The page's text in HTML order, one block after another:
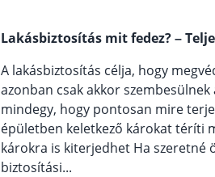
Lakásbiztosítás mit fedez? –
A lakásbiztosítás célja, hogy
azonban csak akkor
mindegy, hogy pontosan mire
épületben keletkező károkat téríti
károkra is kiterjedhet Ha szeretné
biztosítási...